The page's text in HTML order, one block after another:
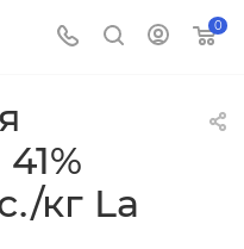
0
кг La